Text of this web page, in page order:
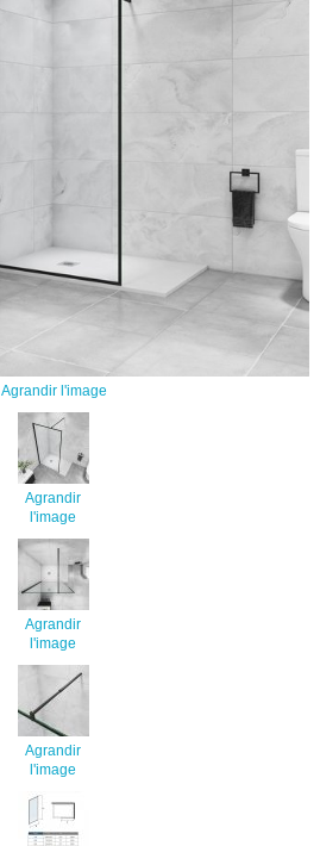
Agrandir l'image
Agrandir
l'image
Agrandir
l'image
Agrandir
l'image